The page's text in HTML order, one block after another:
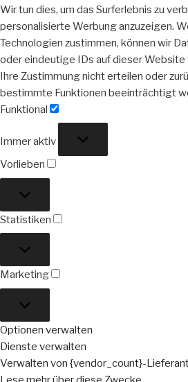
Wir tun dies, um das Surferlebnis zu
personalisierte Werbung anzuzeigen.
Technologien zustimmen, können wir
oder eindeutige IDs auf dieser Website
Ihre Zustimmung nicht erteilen oder
bestimmte Funktionen beeinträchtigt
Funktional
Immer aktiv
Vorlieben
Statistiken
Marketing
Optionen verwalten
Dienste verwalten
Verwalten von {vendor_count}-